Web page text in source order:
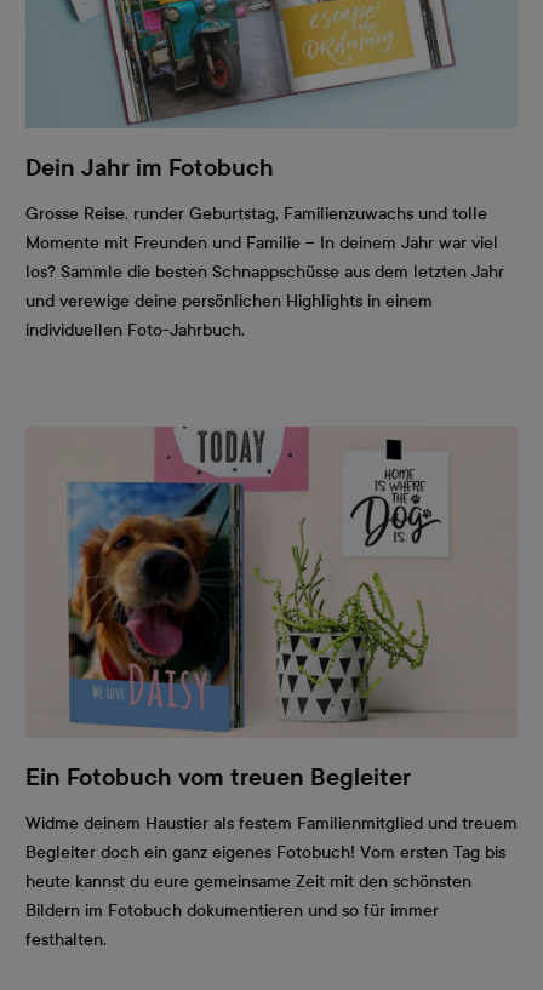
Dein Jahr im Fotobuch
Grosse Reise, runder Geburtstag, Familienzuwachs und tolle
Momente mit Freunden und Familie – In deinem Jahr war viel
los? Sammle die besten Schnappschüsse aus dem letzten Jahr
und verewige deine persönlichen Highlights in einem
individuellen Foto-Jahrbuch.
Ein Fotobuch vom treuen Begleiter
Widme deinem Haustier als festem Familienmitglied und treuem
Begleiter doch ein ganz eigenes Fotobuch! Vom ersten Tag bis
heute kannst du eure gemeinsame Zeit mit den schönsten
Bildern im Fotobuch dokumentieren und so für immer
festhalten.